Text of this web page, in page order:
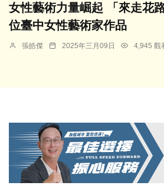
女性藝術力量崛起 「來走花
位臺中女性藝術家作品
張皓傑 2025年三月09日 4,945 觀